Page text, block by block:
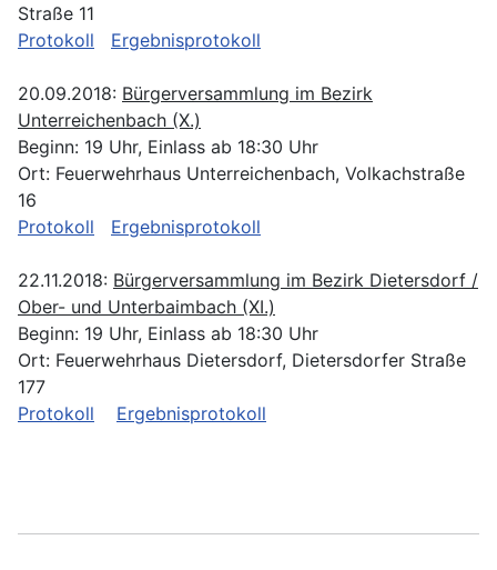
Straße 11
Protokoll
Ergebnisprotokoll
20.09.2018: Bürgerversammlung im Bezirk
Unterreichenbach (X.)
Beginn: 19 Uhr, Einlass ab 18:30 Uhr
Ort: Feuerwehrhaus Unterreichenbach, Volkachstraße
16
Protokoll
Ergebnisprotokoll
22.11.2018: Bürgerversammlung im Bezirk Dietersdorf /
Ober- und Unterbaimbach (XI.)
Beginn: 19 Uhr, Einlass ab 18:30 Uhr
Ort: Feuerwehrhaus Dietersdorf, Dietersdorfer Straße
177
Protokoll
Ergebnisprotokoll